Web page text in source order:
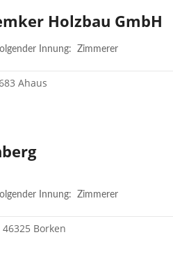
Holzbau GmbH
Innung: Zimmerer
Ahaus
Innung: Zimmerer
Borken